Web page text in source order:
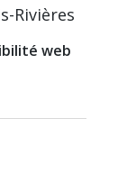
Rivières
web